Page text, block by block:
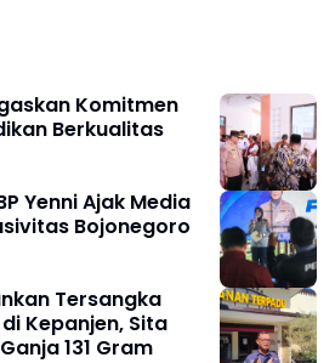
Komitmen
Berkualitas
Yenni Ajak Media
Bojonegoro
Tersangka
Kepanjen, Sita
131 Gram